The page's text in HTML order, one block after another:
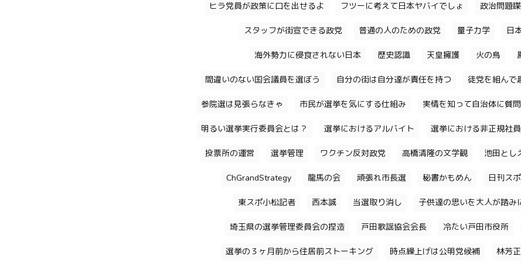
ヒラ党員が政策に口を出せるよ フツーに考えて日本ヤバイでしょ 政治問題
スタッフが街宣できる政党 普通の人のための政党 量子力学 日
海外勢力に侵食されない日本 歴史認識 天皇擁護 火の鳥
間違いのない国会議員を選ぼう 自分の街は自分達が責任を持つ 徒党を組んで
参院選は見張らなきゃ 市民が選挙を気にする仕組み 実情を知って自治体に質問
明るい選挙実行委員会とは？ 選挙におけるアルバイト 選挙における非正規社員
投票所の運営 選挙管理 ワクチン反対政党 高橋清隆の文学観 池田とし
ChGrandStrategy 龍馬の会 頑張れ市長選 秘書かもめん 日刊ス
東スポ小松記者 西本誠 当選取り消し 子供達の思いを大人が踏み
埼玉県の選挙管理委員会の捏造 戸田歌謡協会会長 冷たい戸田市役所
選挙の３ヶ月前から住居前ストーキング 時点繰上げは公明党候補 林芳正